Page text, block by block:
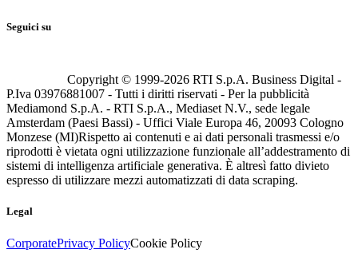
Seguici su
Copyright © 1999-2026 RTI S.p.A. Business Digital -
P.Iva 03976881007 - Tutti i diritti riservati - Per la pubblicità
Mediamond S.p.A. - RTI S.p.A., Mediaset N.V., sede legale
Amsterdam (Paesi Bassi) - Uffici Viale Europa 46, 20093 Cologno
Monzese (MI)Rispetto ai contenuti e ai dati personali trasmessi e/o
riprodotti è vietata ogni utilizzazione funzionale all’addestramento di
sistemi di intelligenza artificiale generativa. È altresì fatto divieto
espresso di utilizzare mezzi automatizzati di data scraping.
Legal
CorporatePrivacy PolicyCookie Policy